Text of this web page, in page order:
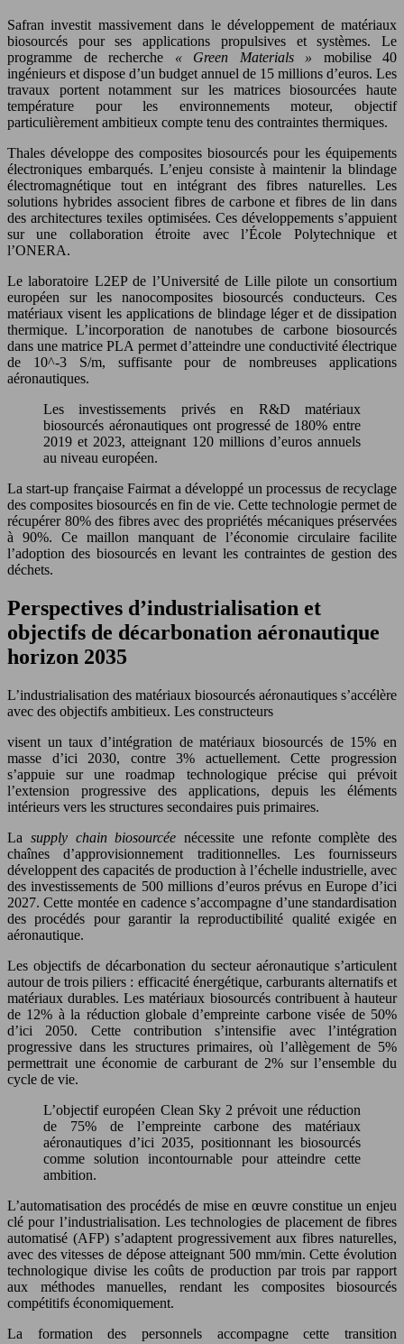
Safran investit massivement dans le développement de matériaux
biosourcés pour ses applications propulsives et systèmes. Le
programme de recherche « Green Materials » mobilise 40
ingénieurs et dispose d’un budget annuel de 15 millions d’euros. Les
travaux portent notamment sur les matrices biosourcées haute
température pour les environnements moteur, objectif
particulièrement ambitieux compte tenu des contraintes thermiques.
Thales développe des composites biosourcés pour les équipements
électroniques embarqués. L’enjeu consiste à maintenir la blindage
électromagnétique tout en intégrant des fibres naturelles. Les
solutions hybrides associent fibres de carbone et fibres de lin dans
des architectures texiles optimisées. Ces développements s’appuient
sur une collaboration étroite avec l’École Polytechnique et
l’ONERA.
Le laboratoire L2EP de l’Université de Lille pilote un consortium
européen sur les nanocomposites biosourcés conducteurs. Ces
matériaux visent les applications de blindage léger et de dissipation
thermique. L’incorporation de nanotubes de carbone biosourcés
dans une matrice PLA permet d’atteindre une conductivité électrique
de 10^-3 S/m, suffisante pour de nombreuses applications
aéronautiques.
Les investissements privés en R&D matériaux
biosourcés aéronautiques ont progressé de 180% entre
2019 et 2023, atteignant 120 millions d’euros annuels
au niveau européen.
La start-up française Fairmat a développé un processus de recyclage
des composites biosourcés en fin de vie. Cette technologie permet de
récupérer 80% des fibres avec des propriétés mécaniques préservées
à 90%. Ce maillon manquant de l’économie circulaire facilite
l’adoption des biosourcés en levant les contraintes de gestion des
déchets.
Perspectives d’industrialisation et
objectifs de décarbonation aéronautique
horizon 2035
L’industrialisation des matériaux biosourcés aéronautiques s’accélère
avec des objectifs ambitieux. Les constructeurs
visent un taux d’intégration de matériaux biosourcés de 15% en
masse d’ici 2030, contre 3% actuellement. Cette progression
s’appuie sur une roadmap technologique précise qui prévoit
l’extension progressive des applications, depuis les éléments
intérieurs vers les structures secondaires puis primaires.
La supply chain biosourcée nécessite une refonte complète des
chaînes d’approvisionnement traditionnelles. Les fournisseurs
développent des capacités de production à l’échelle industrielle, avec
des investissements de 500 millions d’euros prévus en Europe d’ici
2027. Cette montée en cadence s’accompagne d’une standardisation
des procédés pour garantir la reproductibilité qualité exigée en
aéronautique.
Les objectifs de décarbonation du secteur aéronautique s’articulent
autour de trois piliers : efficacité énergétique, carburants alternatifs et
matériaux durables. Les matériaux biosourcés contribuent à hauteur
de 12% à la réduction globale d’empreinte carbone visée de 50%
d’ici 2050. Cette contribution s’intensifie avec l’intégration
progressive dans les structures primaires, où l’allègement de 5%
permettrait une économie de carburant de 2% sur l’ensemble du
cycle de vie.
L’objectif européen Clean Sky 2 prévoit une réduction
de 75% de l’empreinte carbone des matériaux
aéronautiques d’ici 2035, positionnant les biosourcés
comme solution incontournable pour atteindre cette
ambition.
L’automatisation des procédés de mise en œuvre constitue un enjeu
clé pour l’industrialisation. Les technologies de placement de fibres
automatisé (AFP) s’adaptent progressivement aux fibres naturelles,
avec des vitesses de dépose atteignant 500 mm/min. Cette évolution
technologique divise les coûts de production par trois par rapport
aux méthodes manuelles, rendant les composites biosourcés
compétitifs économiquement.
La formation des personnels accompagne cette transition